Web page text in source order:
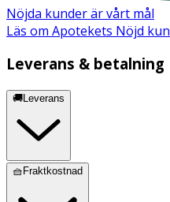
Nöjda kunder är vårt mål
Läs om Apotekets Nöjd
Leverans & betalning
🚚Leverans
🧺Fraktkostnad